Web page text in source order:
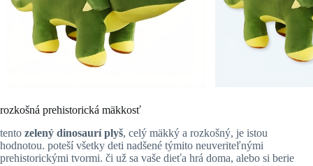
rozkošná prehistorická mäkkosť
tento zelený dinosaurí plyš, celý mäkký a rozkošný, je istou
hodnotou. poteší všetky deti nadšené týmito neuveriteľnými
prehistorickými tvormi. či už sa vaše dieťa hrá doma, alebo si berie